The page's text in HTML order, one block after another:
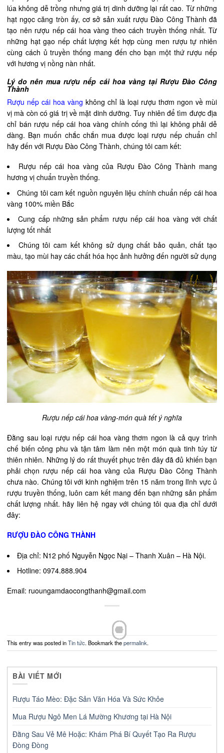
lúa không dễ trồng nhưng giá trị dinh dưỡng lại rất cao. Từ những
hạt ngọc căng tròn ấy, cơ sở sản xuất rượu Đào Công Thành đã
tạo nên rượu nếp cái hoa vàng theo cách truyền thống nhất. Từ
những hạt gạo nếp chất lượng kết hợp cùng men rượu tự nhiên
cùng cách ủ truyền thống mang đến cho bạn một thứ rượu nếp
với hương vị nồng nàn nhất.
Lý do nên mua rượu nếp cái hoa vàng tại Rượu Đào Công
Thành
Rượu nếp cái hoa vàng không chỉ là loại rượu thơm ngon về mùi
vị mà còn có giá trị về mặt dinh dưỡng. Tuy nhiên để tìm được địa
chỉ bán rượu nếp cái hoa vàng chính cống thì lại không phải dễ
dàng. Bạn muốn chắc chắn mua được loại rượu nếp chuẩn chỉ
hãy đến với Rượu Đào Công Thành, chúng tôi cam kết:
Rượu nếp cái hoa vàng của Rượu Đào Công Thành mang
hương vị chuẩn truyền thống.
Chúng tôi cam kết nguồn nguyên liệu chính chuẩn nếp cái hoa
vàng 100% miền Bắc
Cung cấp những sản phẩm rượu nếp cái hoa vàng với chất
lượng tốt nhất
Chúng tôi cam kết không sử dụng chất bảo quản, chất tạo
màu, tạo mùi hay các chất hóa học ảnh hưởng đến người sử dụng
Rượu nếp cái hoa vàng-món quà tết ý nghĩa
Đằng sau loại rượu nếp cái hoa vàng thơm ngon là cả quy trình
chế biến công phu và tận tâm làm nên một món quà tinh túy từ
thiên nhiên. Những lý do rất thuyết phục trên đây đã đủ khiến bạn
phải chọn rượu nếp cái hoa vàng của Rượu Đào Công Thành
chưa nào. Chúng tôi với kinh nghiệm trên 15 năm trong lĩnh vực ủ
rượu truyền thống, luôn cam kết mang đến bạn những sản phẩm
chất lượng nhất. hãy liên hệ ngay với chúng tôi qua địa chỉ dưới
đây:
RƯỢU ĐÀO CÔNG THÀNH
Địa chỉ: N12 phố Nguyễn Ngọc Nại – Thanh Xuân – Hà Nội.
Hotline: 0974.888.904
Email: ruoungamdaocongthanh@gmail.com
This entry was posted inTin tức. Bookmark thepermalink.
BÀI VIẾT MỚI
Rượu Táo Mèo: Đặc Sản Văn Hóa Và Sức Khỏe
Mua Rượu Ngô Men Lá Mường Khương tại Hà Nội
Đằng Sau Vẻ Mê Hoặc: Khám Phá Bí Quyết Tạo Ra Rượu
Đòng Đòng